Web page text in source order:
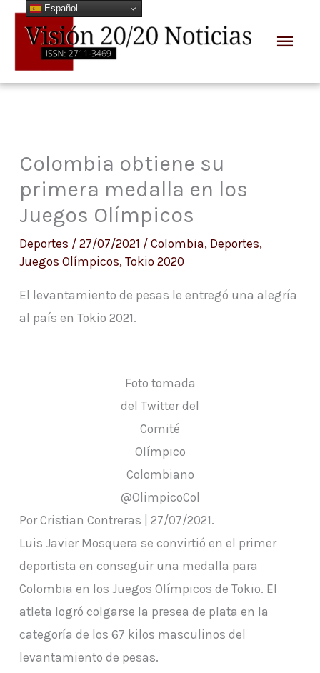
contenido
Colombia obtiene su
primera medalla en los
Juegos Olímpicos
Deportes / 27/07/2021 / Colombia, Deportes,
Juegos Olímpicos, Tokio 2020
El levantamiento de pesas le entregó una alegría
al país en Tokio 2021.
Foto tomada
del Twitter del
Comité
Olímpico
Colombiano
@OlimpicoCol
Por Cristian Contreras | 27/07/2021.
Luis Javier Mosquera se convirtió en el primer
deportista en conseguir una medalla para
Colombia en los Juegos Olímpicos de Tokio. El
atleta logró colgarse la presea de plata en la
categoría de los 67 kilos masculinos del
levantamiento de pesas.
Español